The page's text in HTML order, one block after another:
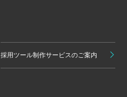
採用ツール制作サービスのご案内